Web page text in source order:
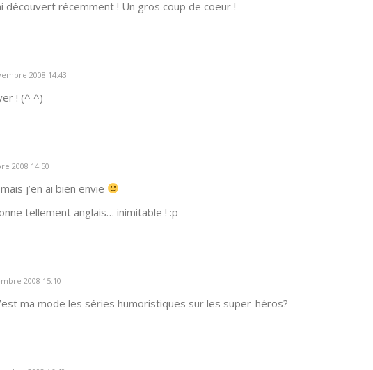
découvert récemment ! Un gros coup de coeur !
2008 14:43
! (^ ^)
2008 14:50
j’en ai bien envie
tellement anglais… inimitable ! :p
2008 15:10
ma mode les séries humoristiques sur les super-héros?